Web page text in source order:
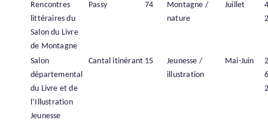
Rencontres
littéraires du
Salon du Livre
de Montagne
Passy 74
Montagne /
nature
Juillet
Salon
départemental
du Livre et de
l’Illustration
Jeunesse
Cantal itinérant 15
Jeunesse /
illustration
Mai-Juin